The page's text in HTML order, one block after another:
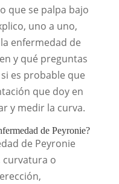
que se palpa bajo
uno a uno,
enfermedad de
y qué preguntas
es probable que
que doy en
y medir la curva.
de Peyronie?
de Peyronie
curvatura o